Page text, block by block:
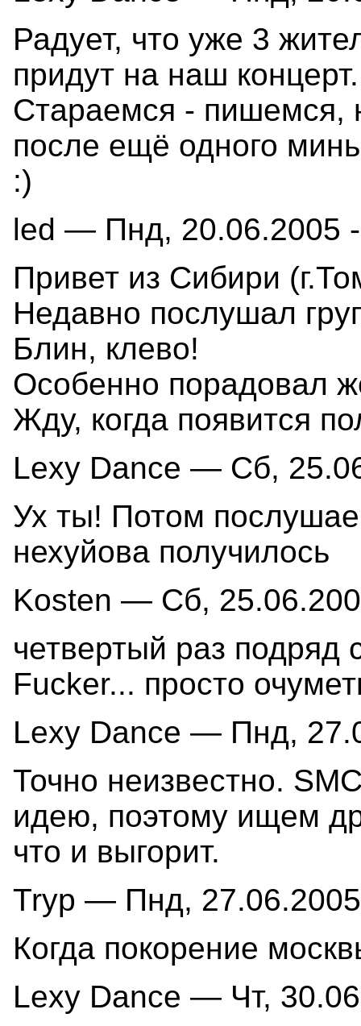
Радует, что уже 3
придут на наш
Стараемся - пишемся,
после ещё одного
:)
led — Пнд, 20.06.2005
Привет из Сибири
Недавно послушал
Блин, клево!
Особенно порадовал
Жду, когда появится
Lexy Dance — Сб,
Ух ты! Потом
нехуйова получилось
Kosten — Сб,
четвертый раз
Fucker... просто
Lexy Dance — Пнд,
Точно неизвестно.
идею, поэтому ищем
что и выгорит.
Tryp — Пнд,
Когда покорение
Lexy Dance — Чт,